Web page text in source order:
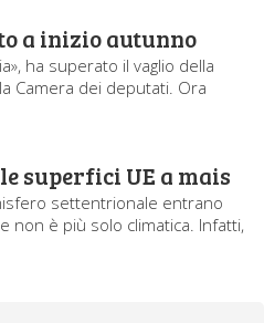
a inizio autunno
ha superato il vaglio della
Camera dei deputati. Ora
superfici UE a mais
settentrionale entrano
non è più solo climatica. Infatti,